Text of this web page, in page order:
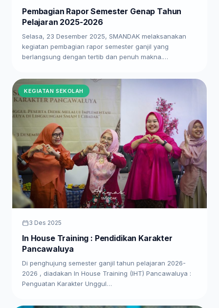
Pembagian Rapor Semester Genap Tahun
Pelajaran 2025-2026
Selasa, 23 Desember 2025, SMANDAK melaksanakan
kegiatan pembagian rapor semester ganjil yang
berlangsung dengan tertib dan penuh makna.…
KEGIATAN SEKOLAH
3 Des 2025
In House Training : Pendidikan Karakter
Pancawaluya
Di penghujung semester ganjil tahun pelajaran 2026-
2026 , diadakan In House Training (IHT) Pancawaluya :
Penguatan Karakter Unggul…